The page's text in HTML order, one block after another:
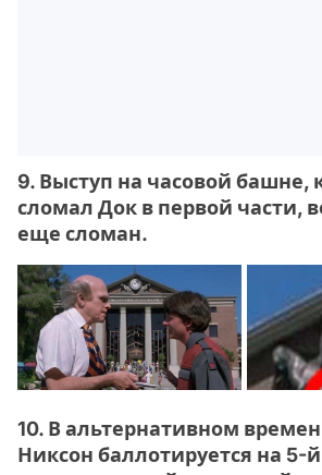
9. Выступ на часовой башне,
сломал Док в первой части,
еще сломан.
10. В альтернативном
Никсон баллотируется на 5-й